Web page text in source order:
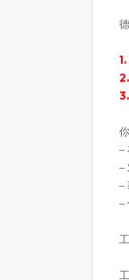
–
–
–
–